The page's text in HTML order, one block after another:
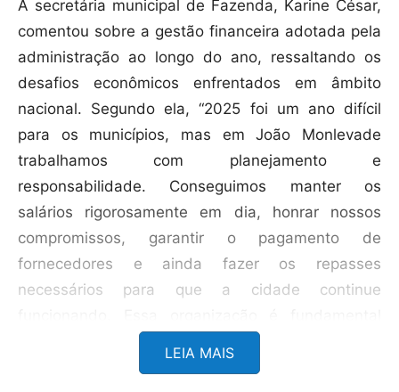
A secretária municipal de Fazenda, Karine César,
comentou sobre a gestão financeira adotada pela
administração ao longo do ano, ressaltando os
desafios econômicos enfrentados em âmbito
nacional. Segundo ela, “2025 foi um ano difícil
para os municípios, mas em João Monlevade
trabalhamos com planejamento e
responsabilidade. Conseguimos manter os
salários rigorosamente em dia, honrar nossos
compromissos, garantir o pagamento de
fornecedores e ainda fazer os repasses
necessários para que a cidade continue
economia local siga aquecida”.
LEIA MAIS